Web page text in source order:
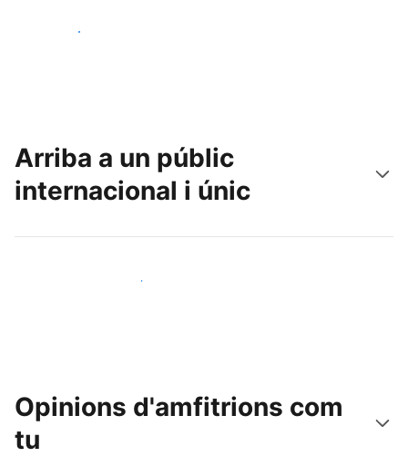
Comença avui
Arriba a un públic
internacional i únic
Arriba a nous clients avui mateix
Opinions d'amfitrions com
tu